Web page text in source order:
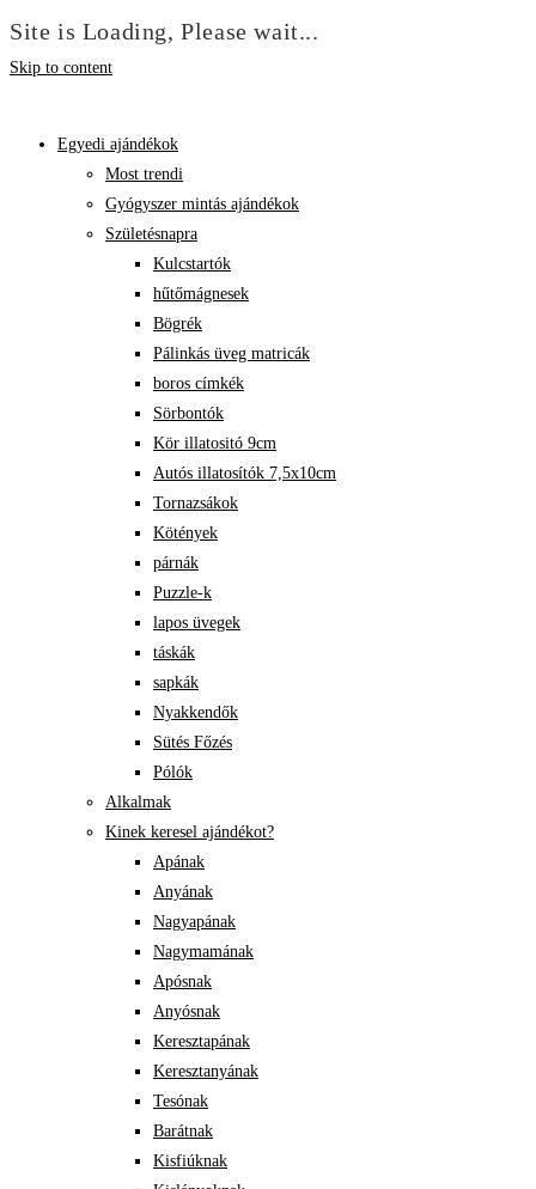
Site is Loading, Please wait...
Skip to content
Egyedi ajándékok
Most trendi
Gyógyszer mintás ajándékok
Születésnapra
Kulcstartók
hűtőmágnesek
Bögrék
Pálinkás üveg matricák
boros címkék
Sörbontók
Kör illatositó 9cm
Autós illatosítók 7,5x10cm
Tornazsákok
Kötények
párnák
Puzzle-k
lapos üvegek
táskák
sapkák
Nyakkendők
Sütés Főzés
Pólók
Alkalmak
Kinek keresel ajándékot?
Apának
Anyának
Nagyapának
Nagymamának
Apósnak
Anyósnak
Keresztapának
Keresztanyának
Tesónak
Barátnak
Kisfiúknak